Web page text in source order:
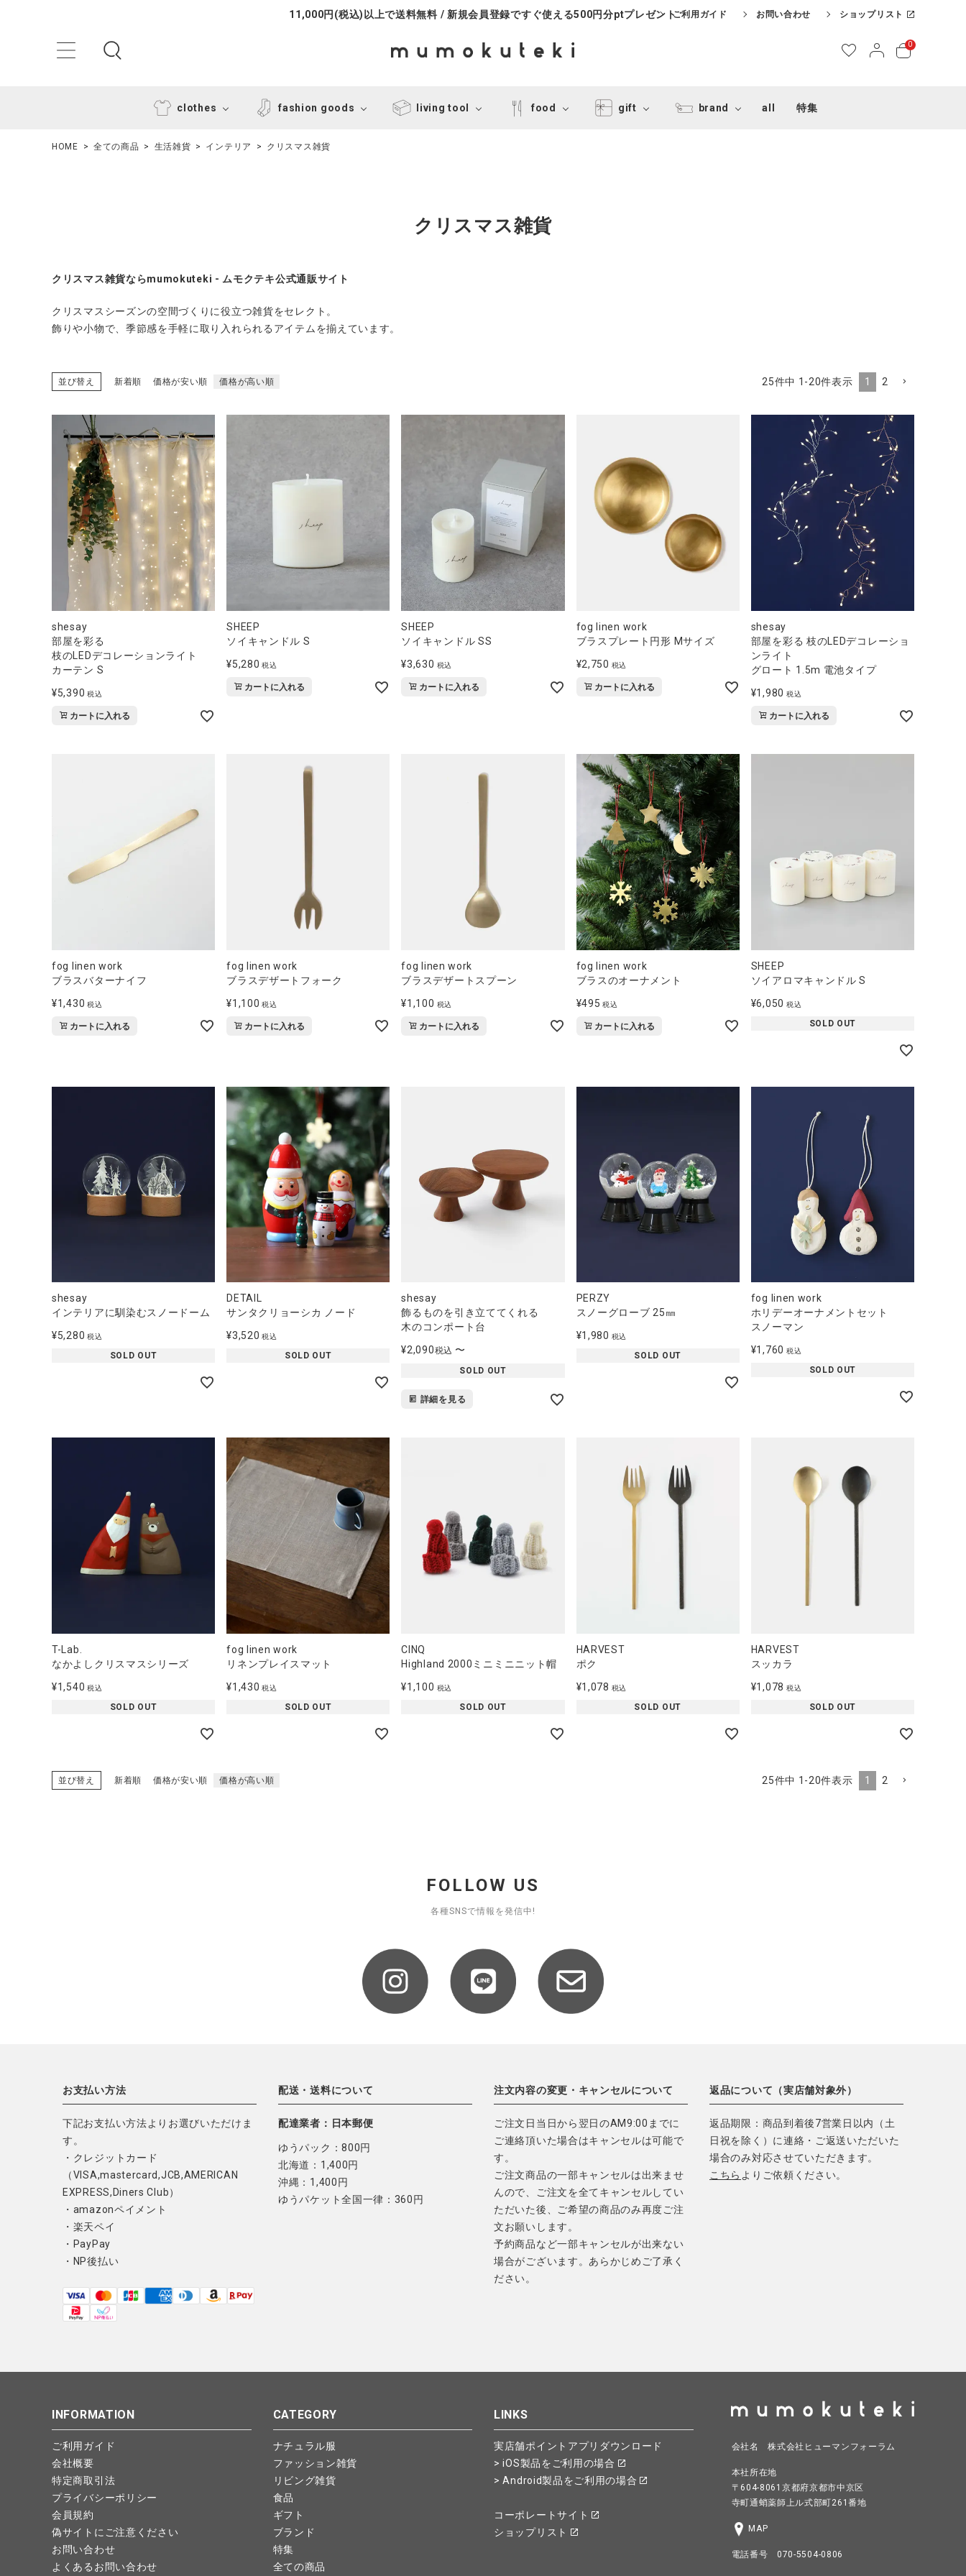
11,000円(税込)以上で送料無料 / 新規会員登録ですぐ使える500円分ptプレゼントご利用ガイド お問い合わせ ショップリスト
0
clothes fashion goods living tool food gift brand all 特集
ようこそ ゲスト 様
CATEGORY
ナチュラル服
ファッション雑貨
生活雑貨
ギフト
ブランド
CONTENTS
HOME 全ての商品 生活雑貨 インテリア クリスマス雑貨
クリスマス雑貨
クリスマス雑貨ならmumokuteki - ムモクテキ公式通販サイト
クリスマスシーズンの空間づくりに役立つ雑貨をセレクト。
飾りや小物で、季節感を手軽に取り入れられるアイテムを揃えています。
並び替え 新着順 価格が安い順 価格が高い順 25件中 1 -20件表示 1 2
shesay
部屋を彩る
枝のLEDデコレーションライト
カーテン S
¥5,390 税込
カートに入れる
SHEEP
ソイキャンドル S
¥5,280 税込
カートに入れる
SHEEP
ソイキャンドル SS
¥3,630 税込
カートに入れる
fog linen work
ブラスプレート円形 Mサイズ
¥2,750 税込
カートに入れる
shesay
部屋を彩る 枝のLEDデコレーショ
ンライト
グロート 1.5m 電池タイプ
¥1,980 税込
カートに入れる
fog linen work
ブラスバターナイフ
¥1,430 税込
カートに入れる
fog linen work
ブラスデザートフォーク
¥1,100 税込
カートに入れる
fog linen work
ブラスデザートスプーン
¥1,100 税込
カートに入れる
fog linen work
ブラスのオーナメント
¥495 税込
カートに入れる
SHEEP
ソイアロマキャンドル S
¥6,050 税込
SOLD OUT
shesay
インテリアに馴染むスノードーム
¥5,280 税込
SOLD OUT
DETAIL
サンタクリョーシカ ノード
¥3,520 税込
SOLD OUT
shesay
飾るものを引き立ててくれる
木のコンポート台
¥2,090税込 〜
SOLD OUT
詳細を見る
PERZY
スノーグローブ 25㎜
¥1,980 税込
SOLD OUT
fog linen work
ホリデーオーナメントセット
スノーマン
¥1,760 税込
SOLD OUT
T-Lab.
なかよしクリスマスシリーズ
¥1,540 税込
SOLD OUT
fog linen work
リネンプレイスマット
¥1,430 税込
SOLD OUT
CINQ
Highland 2000ミニミニニット帽
¥1,100 税込
SOLD OUT
HARVEST
ポク
¥1,078 税込
SOLD OUT
HARVEST
スッカラ
¥1,078 税込
SOLD OUT
並び替え 新着順 価格が安い順 価格が高い順 25件中 1 -20件表示 1 2
FOLLOW US
各種SNSで情報を発信中!
お支払い方法
下記お支払い方法よりお選びいただけま
す。
・クレジットカード
（VISA,mastercard,JCB,AMERICAN
EXPRESS,Diners Club）
・amazonペイメント
・楽天ペイ
・PayPay
・NP後払い
配送・送料について
配達業者：日本郵便
ゆうパック：800円
北海道：1,400円
沖縄：1,400円
ゆうパケット全国一律：360円
注文内容の変更・キャンセルについて
ご注文日当日から翌日のAM9:00までに
ご連絡頂いた場合はキャンセルは可能で
す。
ご注文商品の一部キャンセルは出来ませ
んので、ご注文を全てキャンセルしてい
ただいた後、ご希望の商品のみ再度ご注
文お願いします。
予約商品など一部キャンセルが出来ない
場合がございます。あらかじめご了承く
ださい。
返品について（実店舗対象外）
返品期限：商品到着後7営業日以内（土
日祝を除く）に連絡・ご返送いただいた
場合のみ対応させていただきます。
こちら よりご依頼ください。
INFORMATION
ご利用ガイド
会社概要
特定商取引法
プライバシーポリシー
会員規約
偽サイトにご注意ください
お問い合わせ
よくあるお問い合わせ
CATEGORY
ナチュラル服
ファッション雑貨
リビング雑貨
食品
ギフト
ブランド
特集
全ての商品
LINKS
実店舗ポイントアプリダウンロード
> iOS製品をご利用の場合
> Android製品をご利用の場合
コーポレートサイト
ショップリスト
会社名 株式会社ヒューマンフォーラム
本社所在地
〒604-8061京都府京都市中京区
寺町通蛸薬師上ル式部町261番地
MAP
電話番号 070-5504-0806